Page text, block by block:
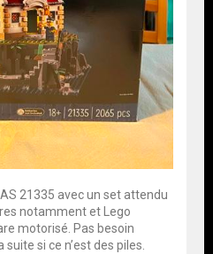
21335 avec un set attendu
notamment et Lego
motorisé. Pas besoin
si ce n’est des piles.